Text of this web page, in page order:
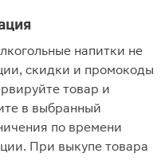
напитки не
скидки и промокоды
товар и
в выбранный
по времени
При выкупе товара